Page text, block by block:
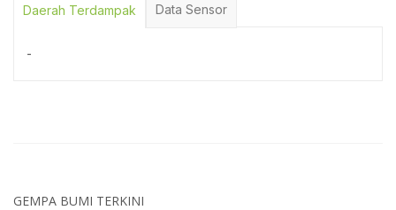
Daerah Terdampak Data Sensor
-
GEMPA BUMI TERKINI